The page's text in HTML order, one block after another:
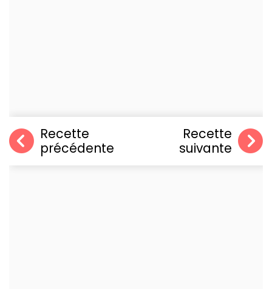
Recette
précédente
Recette
suivante